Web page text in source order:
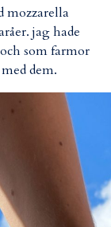
mozzarella
jag hade
som farmor
dem.